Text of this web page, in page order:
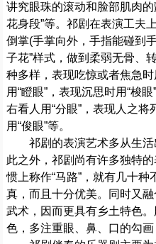
讲究眼珠的滚动和脸部肌肉
花身段”等。祁剧在表演工夫
倒掌(手掌向外，手指能碰到
子花”样式，做到柔弱无骨、
种多样，表现吃惊或者焦急
用“瞪眼”，表现沉思时用“梭
右看人用“分眼”，表现人之将
用“俊眼”等。
祁剧的表演艺术多从生
此之外，祁剧尚有许多独特
惯上称作“马路”，就有几十
真，而且十分优美。同时又
武术，因而更具有乡土特色
色，多注重眼、鼻、口的勾画